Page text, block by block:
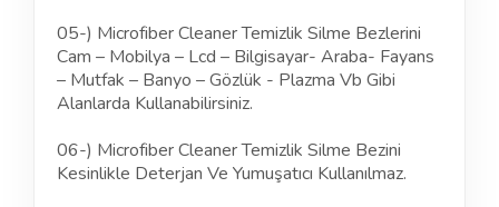
05-) Microfiber Cleaner Temizlik Silme Bezlerini
Cam – Mobilya – Lcd – Bilgisayar- Araba- Fayans
– Mutfak – Banyo – Gözlük - Plazma Vb Gibi
Alanlarda Kullanabilirsiniz.
06-) Microfiber Cleaner Temizlik Silme Bezini
Kesinlikle Deterjan Ve Yumuşatıcı Kullanılmaz.